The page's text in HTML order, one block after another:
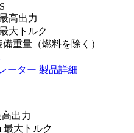
高出力
大トルク
備重量（燃料を除く）
ーター 製品詳細
出力
最大トルク